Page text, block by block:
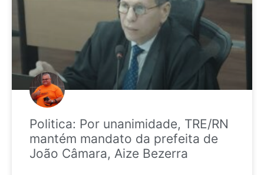
Politica: Por unanimidade, TRE/RN
mantém mandato da prefeita de
João Câmara, Aize Bezerra